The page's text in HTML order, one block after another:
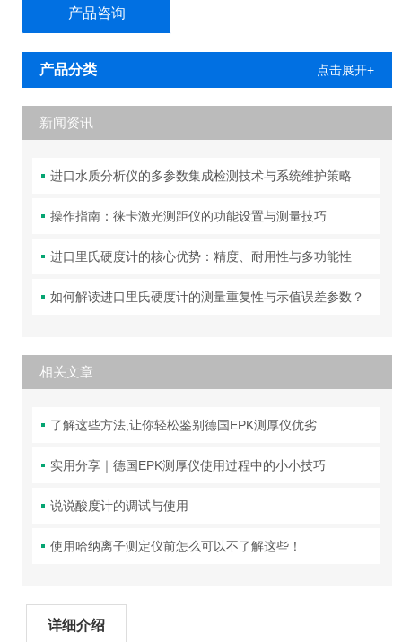
产品咨询
产品分类 点击展开+
新闻资讯
进口水质分析仪的多参数集成检测技术与系统维护策略
操作指南：徕卡激光测距仪的功能设置与测量技巧
进口里氏硬度计的核心优势：精度、耐用性与多功能性
如何解读进口里氏硬度计的测量重复性与示值误差参数？
相关文章
了解这些方法,让你轻松鉴别德国EPK测厚仪优劣
实用分享｜德国EPK测厚仪使用过程中的小小技巧
说说酸度计的调试与使用
使用哈纳离子测定仪前怎么可以不了解这些！
详细介绍